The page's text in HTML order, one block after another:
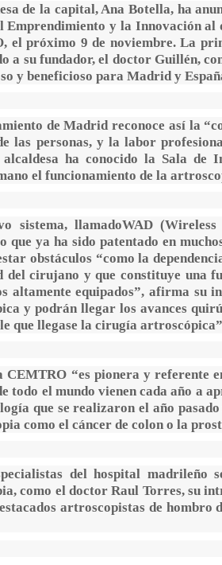
de la capital, Ana Botella, ha
Emprendimiento y la Innovación al
el próximo 9 de noviembre. La
a su fundador, el doctor Guillén,
y beneficioso para Madrid y
de Madrid reconoce así la
las personas, y la labor
ha conocido la Sala de
el funcionamiento de la
sistema, llamadoWAD
que ya ha sido patentado en
obstáculos “como la
del cirujano y que constituye una
altamente equipados”, afirma su
y podrán llegar los avances
que llegase la cirugía
CEMTRO “es pionera y referente
todo el mundo vienen cada año a
que se realizaron el año
como el cáncer de colon o la
del hospital madrileño
como el doctor Raul Torres, su
artroscopistas de